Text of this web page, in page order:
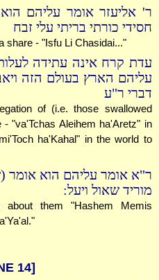
ר' אליעזר אומר עליהם
חסידי כורתי בריתי עלי זבח
share - "Isfu Li Chasidai..."
עדת קרח אינה עתידה
עליהם הארץ בעולם הזה
דברי ר"ע
of (i.e. those swallowed
"va'Tchas Aleihem ha'Aretz" in
ha'Kahal" in the world to
ר"א אומר עליהם הוא אומר
מוריד שאול ויעל:
them "Hashem Memis
14]